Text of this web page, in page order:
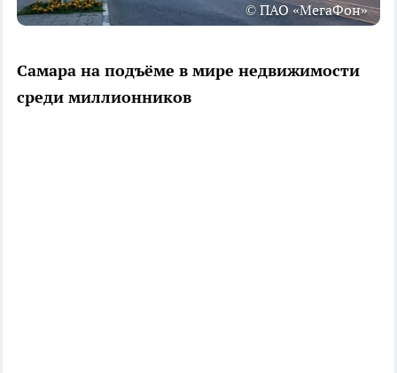
© ПАО «МегаФон»
Самара на подъёме в мире недвижимости
среди миллионников